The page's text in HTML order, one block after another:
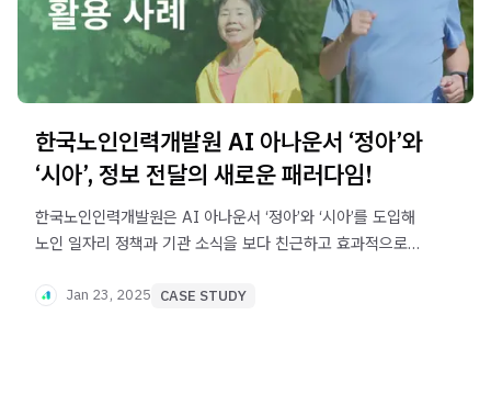
한국노인인력개발원 AI 아나운서 ‘정아’와
‘시아’, 정보 전달의 새로운 패러다임!
한국노인인력개발원은 AI 아나운서 ‘정아’와 ‘시아’를 도입해
노인 일자리 정책과 기관 소식을 보다 친근하고 효과적으로
지금 확인해 보세요!
Jan 23, 2025 CASE STUDY